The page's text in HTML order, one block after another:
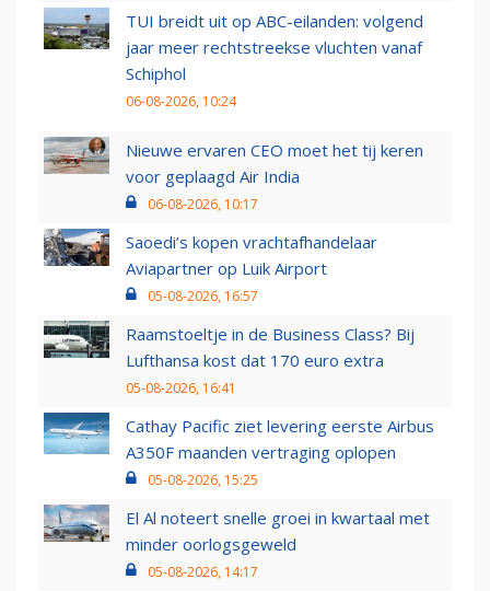
TUI breidt uit op ABC-eilanden: volgend
jaar meer rechtstreekse vluchten vanaf
Schiphol
06-08-2026, 10:24
Nieuwe ervaren CEO moet het tij keren
voor geplaagd Air India
06-08-2026, 10:17
Saoedi’s kopen vrachtafhandelaar
Aviapartner op Luik Airport
05-08-2026, 16:57
Raamstoeltje in de Business Class? Bij
Lufthansa kost dat 170 euro extra
05-08-2026, 16:41
Cathay Pacific ziet levering eerste Airbus
A350F maanden vertraging oplopen
05-08-2026, 15:25
El Al noteert snelle groei in kwartaal met
minder oorlogsgeweld
05-08-2026, 14:17